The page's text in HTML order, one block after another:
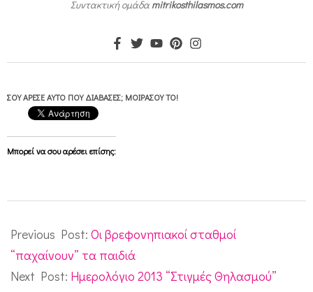
τ
έ
α
ς
Συντακτική ομάδαmitrikosthilasmos.com
ΣΟΥ ΆΡΕΣΕ ΑΥΤΌ ΠΟΥ ΔΙΆΒΑΣΕΣ; ΜΟΙΡΆΣΟΥ ΤΟ!
Μπορεί να σου αρέσει επίσης:
01-
07
Previous Post: Οι βρεφονηπιακοί σταθμοί
“παχαίνουν” τα παιδιά
Next Post: Ημερολόγιο 2013 “Στιγμές Θηλασμού”